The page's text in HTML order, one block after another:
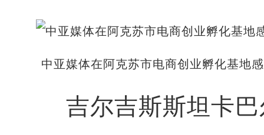
中亚媒体在阿克苏市电商创业孵化基地
吉尔吉斯斯坦卡巴